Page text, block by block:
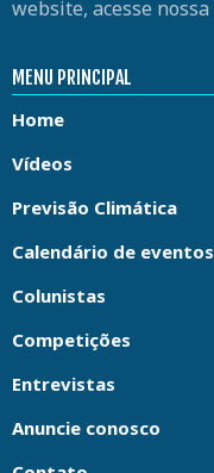
website, acesse nossa
MENU PRINCIPAL
Home
Vídeos
Previsão Climática
Calendário de eventos
Colunistas
Competições
Entrevistas
Anuncie conosco